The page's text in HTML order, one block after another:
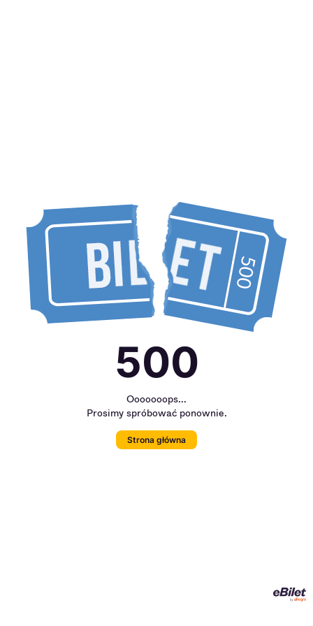
500
Ooooooops...
Prosimy spróbować ponownie.
Strona główna